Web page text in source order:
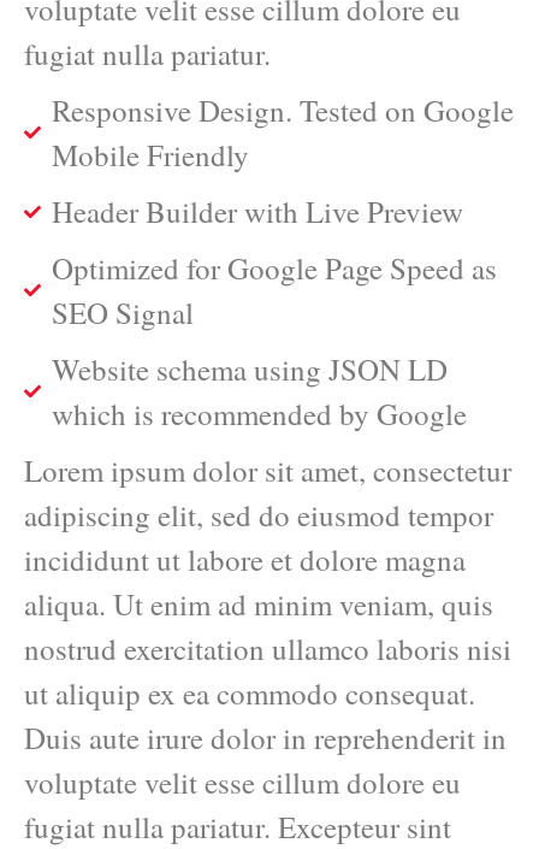
voluptate velit esse cillum dolore eu
fugiat nulla pariatur.
Responsive Design. Tested on Google
Mobile Friendly
Header Builder with Live Preview
Optimized for Google Page Speed as
SEO Signal
Website schema using JSON LD
which is recommended by Google
Lorem ipsum dolor sit amet, consectetur
adipiscing elit, sed do eiusmod tempor
incididunt ut labore et dolore magna
aliqua. Ut enim ad minim veniam, quis
nostrud exercitation ullamco laboris nisi
ut aliquip ex ea commodo consequat.
Duis aute irure dolor in reprehenderit in
voluptate velit esse cillum dolore eu
fugiat nulla pariatur. Excepteur sint